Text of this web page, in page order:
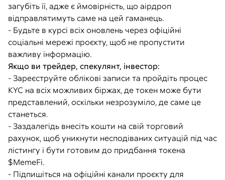
загубіть її, адже є ймовірність, що аірдроп
відправлятимуть саме на цей гаманець.
- Будьте в курсі всіх оновлень через офіційні
соціальні мережі проєкту, щоб не пропустити
важливу інформацію.
Якщо ви трейдер, спекулянт, інвестор:
- Зареєструйте облікові записи та пройдіть процес
KYC на всіх можливих біржах, де токен може бути
представлений, оскільки незрозуміло, де саме це
станеться.
- Заздалегідь внесіть кошти на свій торговий
рахунок, щоб уникнути несподіваних ситуацій під час
лістингу і бути готовим до придбання токена
$MemeFi.
- Підпишіться на офіційні канали проєкту для